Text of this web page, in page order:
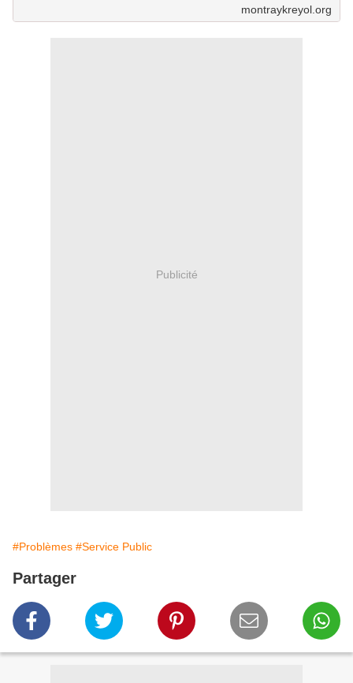
montraykreyol.org
Publicité
#Problèmes #Service Public
Partager